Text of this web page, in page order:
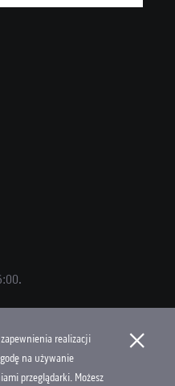
Out Productions
realizacji
na używanie
przeglądarki. Możesz
×